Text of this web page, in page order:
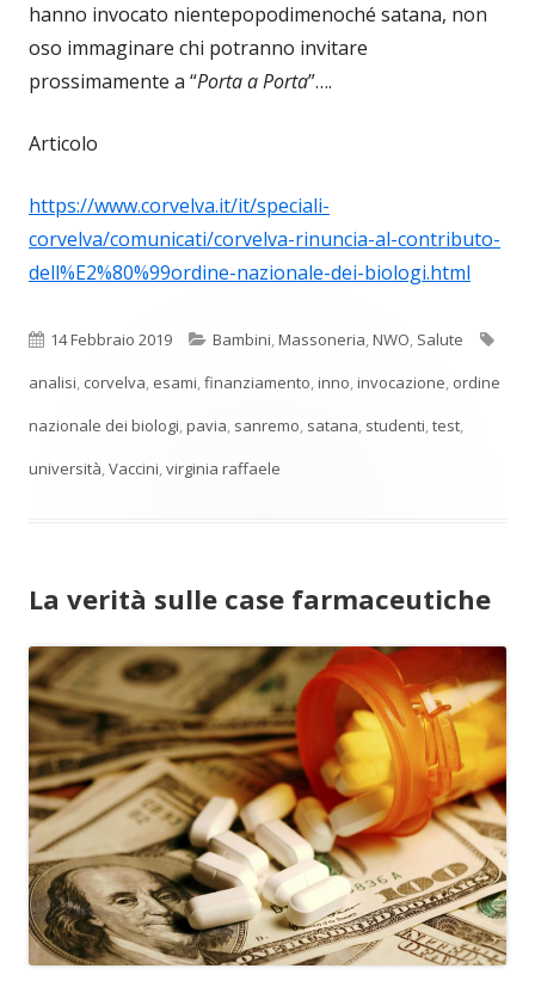
hanno invocato nientepopodimenoché satana, non
oso immaginare chi potranno invitare
prossimamente a “Porta a Porta”….
Articolo
https://www.corvelva.it/it/speciali-
corvelva/comunicati/corvelva-rinuncia-al-contributo-
dell%E2%80%99ordine-nazionale-dei-biologi.html
Pubblicato
14 Febbraio 2019 Categorie
Bambini,Massoneria,NWO, Salute
analisi, corvelva, esami,finanziamento,inno,invocazione, ordine
nazionale dei biologi,pavia, sanremo, satana, studenti,test,
università,Vaccini,virginia raffaele
La verità sulle case farmaceutiche